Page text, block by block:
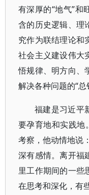
有深厚的“地气”和
含的历史逻辑、理
究作为联结理论和
社会主义建设伟大
悟规律、明方向、
解决各种问题的“总
福建是习近平
要孕育地和实践地
考察，他动情地说
深有感情。离开福
里工作期间的一些
在思考和深化，有